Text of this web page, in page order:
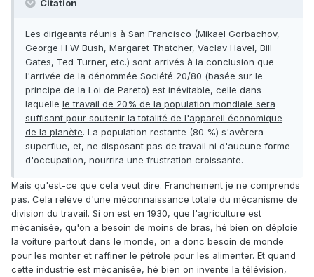
Citation
Les dirigeants réunis à San Francisco (Mikael Gorbachov,
George H W Bush, Margaret Thatcher, Vaclav Havel, Bill
Gates, Ted Turner, etc.) sont arrivés à la conclusion que
l'arrivée de la dénommée Société 20/80 (basée sur le
principe de la Loi de Pareto) est inévitable, celle dans
laquelle le travail de 20% de la population mondiale sera
suffisant pour soutenir la totalité de l'appareil économique
de la planète. La population restante (80 %) s'avèrera
superflue, et, ne disposant pas de travail ni d'aucune forme
d'occupation, nourrira une frustration croissante.
Mais qu'est-ce que cela veut dire. Franchement je ne comprends
pas. Cela relève d'une méconnaissance totale du mécanisme de
division du travail. Si on est en 1930, que l'agriculture est
mécanisée, qu'on a besoin de moins de bras, hé bien on déploie
la voiture partout dans le monde, on a donc besoin de monde
pour les monter et raffiner le pétrole pour les alimenter. Et quand
cette industrie est mécanisée, hé bien on invente la télévision,